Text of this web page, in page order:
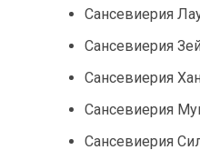
Сансевиерия
Сансевиерия
Сансевиерия
Сансевиерия
Сансевиерия